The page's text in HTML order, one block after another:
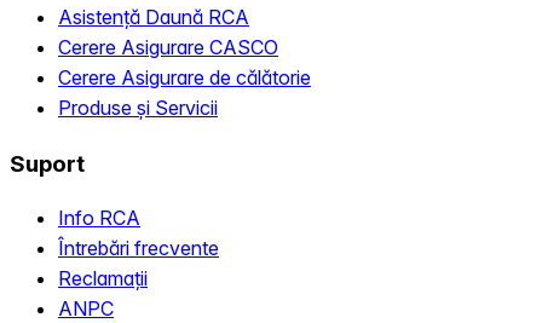
Asistență Daună RCA
Cerere Asigurare CASCO
Cerere Asigurare de călătorie
Produse și Servicii
Suport
Info RCA
Întrebări frecvente
Reclamații
ANPC